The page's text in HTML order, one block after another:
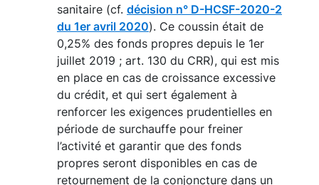
sanitaire (cf. décision n° D-HCSF-2020-2
du 1er avril 2020). Ce coussin était de
0,25% des fonds propres depuis le 1er
juillet 2019 ; art. 130 du CRR), qui est mis
en place en cas de croissance excessive
du crédit, et qui sert également à
renforcer les exigences prudentielles en
période de surchauffe pour freiner
l’activité et garantir que des fonds
propres seront disponibles en cas de
retournement de la conjoncture dans un